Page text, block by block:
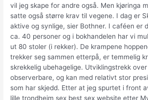
vil jeg skape for andre også. Men kjøringa
satte også større krav til vegene. I dag er
aktive og synlige, sier Bothner. I caféen er
ca. 40 personer og i bokhandelen har vi
ut 80 stoler (i rekker). De krampene
trekker seg sammen etterpå, er temmelig
skrekkelig ubehagelige. Utviklingstrekk
observerbare, og kan med relativt stor
som har skjedd. Etter at jeg spurtet i front
lille trondheim sex best sex website etter